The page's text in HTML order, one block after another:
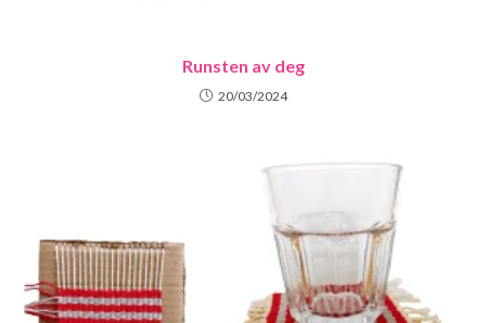
Runsten av deg
20/03/2024